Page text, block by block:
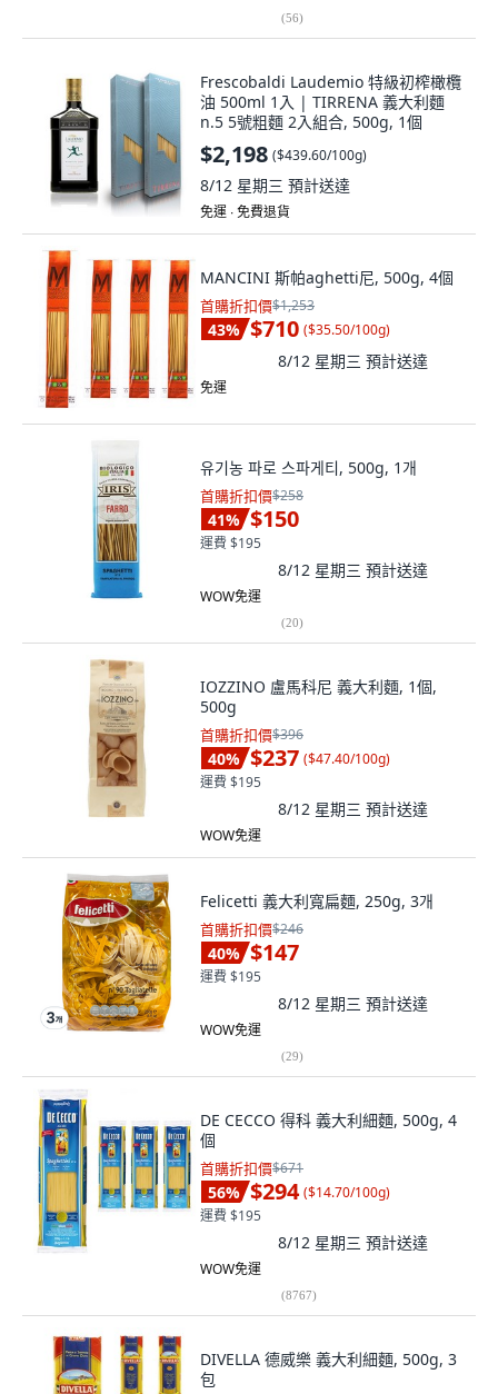
(56)
Frescobaldi Laudemio 特級初榨橄欖
油 500ml 1入 | TIRRENA 義大利麵
n.5 5號粗麵 2入組合, 500g, 1個
$2,198 ($439.60/100g)
8/12 星期三 預計送達
免運 ∙ 免費退貨
MANCINI 斯帕aghetti尼, 500g, 4個
首購折扣價$1,253
43% $710 ($35.50/100g)
8/12 星期三 預計送達
免運
유기농 파로 스파게티, 500g, 1개
首購折扣價$258
41% $150
運費 $195
8/12 星期三 預計送達
WOW免運
(20)
IOZZINO 盧馬科尼 義大利麵, 1個,
500g
首購折扣價$396
40% $237 ($47.40/100g)
運費 $195
8/12 星期三 預計送達
WOW免運
Felicetti 義大利寬扁麵, 250g, 3개
首購折扣價$246
40% $147
運費 $195
8/12 星期三 預計送達
WOW免運
(29)
DE CECCO 得科 義大利細麵, 500g, 4
個
首購折扣價$671
56% $294 ($14.70/100g)
運費 $195
8/12 星期三 預計送達
WOW免運
(8767)
DIVELLA 德威樂 義大利細麵, 500g, 3
包